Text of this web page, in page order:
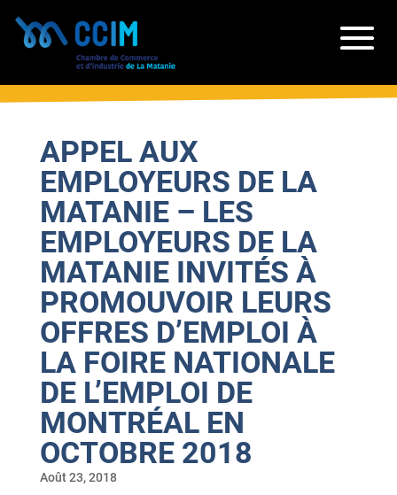
APPEL AUX
EMPLOYEURS DE LA
MATANIE – LES
EMPLOYEURS DE LA
MATANIE INVITÉS À
PROMOUVOIR LEURS
OFFRES D’EMPLOI À
LA FOIRE NATIONALE
DE L’EMPLOI DE
MONTRÉAL EN
OCTOBRE 2018
Août 23, 2018